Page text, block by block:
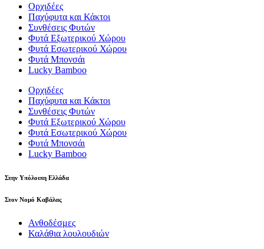
Ορχιδέες
Παχύφυτα και Κάκτοι
Συνθέσεις Φυτών
Φυτά Εξωτερικού Χώρου
Φυτά Εσωτερικού Χώρου
Φυτά Μπονσάι
Lucky Bamboo
Ορχιδέες
Παχύφυτα και Κάκτοι
Συνθέσεις Φυτών
Φυτά Εξωτερικού Χώρου
Φυτά Εσωτερικού Χώρου
Φυτά Μπονσάι
Lucky Bamboo
Στην Υπόλοιπη Ελλάδα
Στον Νομό Καβάλας
Ανθοδέσμες
Καλάθια λουλουδιών